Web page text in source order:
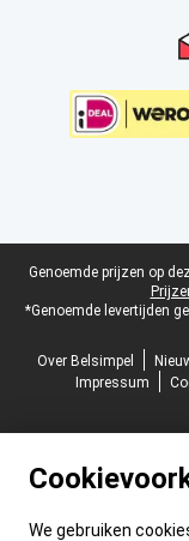
Juridische voettekst
Genoemde prijzen op
*Genoemde levertijden
Over Belsimpel
Impressum
We gebruiken